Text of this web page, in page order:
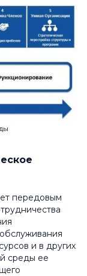
передовым
и в других
среды ее